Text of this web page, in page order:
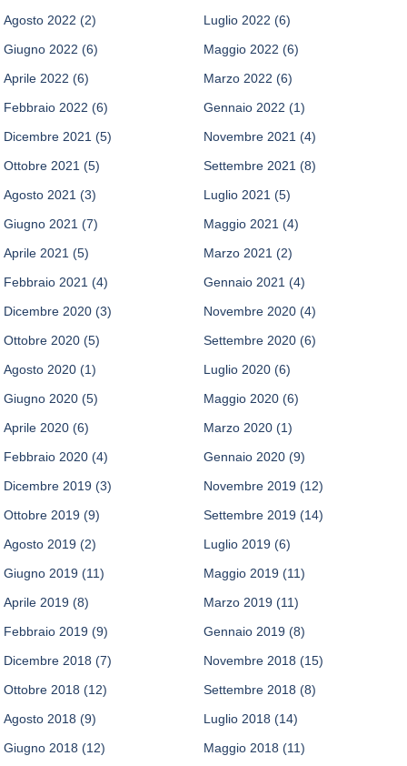
Agosto 2022 (2) Luglio 2022 (6)
Giugno 2022 (6) Maggio 2022 (6)
Aprile 2022 (6) Marzo 2022 (6)
Febbraio 2022 (6) Gennaio 2022 (1)
Dicembre 2021 (5) Novembre 2021 (4)
Ottobre 2021 (5) Settembre 2021 (8)
Agosto 2021 (3) Luglio 2021 (5)
Giugno 2021 (7) Maggio 2021 (4)
Aprile 2021 (5) Marzo 2021 (2)
Febbraio 2021 (4) Gennaio 2021 (4)
Dicembre 2020 (3) Novembre 2020 (4)
Ottobre 2020 (5) Settembre 2020 (6)
Agosto 2020 (1) Luglio 2020 (6)
Giugno 2020 (5) Maggio 2020 (6)
Aprile 2020 (6) Marzo 2020 (1)
Febbraio 2020 (4) Gennaio 2020 (9)
Dicembre 2019 (3) Novembre 2019 (12)
Ottobre 2019 (9) Settembre 2019 (14)
Agosto 2019 (2) Luglio 2019 (6)
Giugno 2019 (11) Maggio 2019 (11)
Aprile 2019 (8) Marzo 2019 (11)
Febbraio 2019 (9) Gennaio 2019 (8)
Dicembre 2018 (7) Novembre 2018 (15)
Ottobre 2018 (12) Settembre 2018 (8)
Agosto 2018 (9) Luglio 2018 (14)
Giugno 2018 (12) Maggio 2018 (11)